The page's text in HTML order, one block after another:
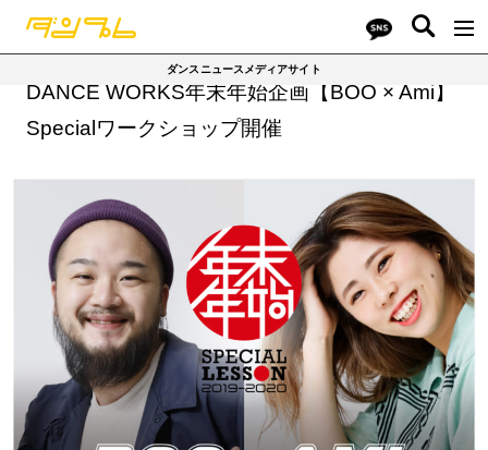
ダンスニュースメディアサイト
DANCE WORKS年末年始企画【BOO × Ami】
Specialワークショップ開催